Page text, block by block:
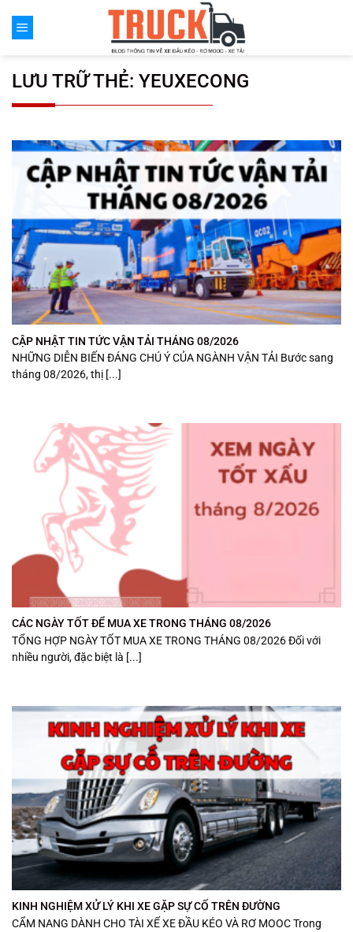
đến
LƯU TRỮ THẺ: YEUXECONG
CẬP NHẬT TIN TỨC VẬN TẢI THÁNG 08/2026
NHỮNG DIỄN BIẾN ĐÁNG CHÚ Ý CỦA NGÀNH VẬN TẢI Bước sang
tháng 08/2026, thị [...]
CÁC NGÀY TỐT ĐỂ MUA XE TRONG THÁNG 08/2026
TỔNG HỢP NGÀY TỐT MUA XE TRONG THÁNG 08/2026 Đối với
nhiều người, đặc biệt là [...]
KINH NGHIỆM XỬ LÝ KHI XE GẶP SỰ CỐ TRÊN ĐƯỜNG
CẨM NANG DÀNH CHO TÀI XẾ XE ĐẦU KÉO VÀ RƠ MOOC Trong